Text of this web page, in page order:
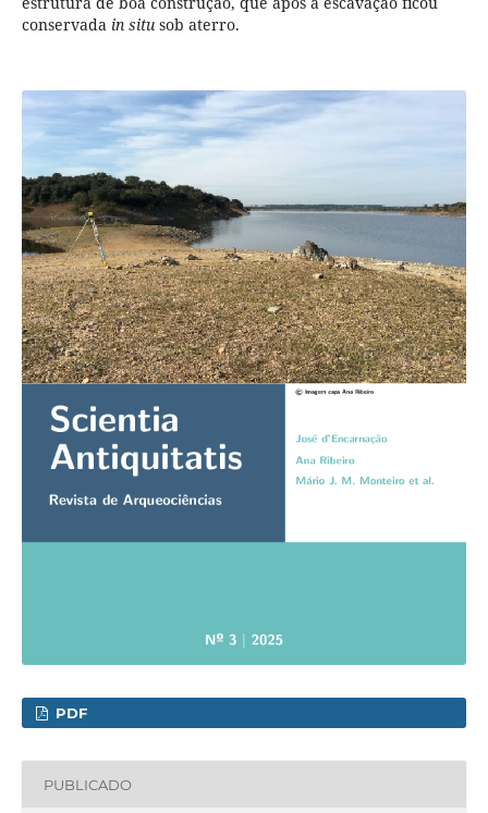
conservada in situsob aterro.
PDF
PUBLICADO